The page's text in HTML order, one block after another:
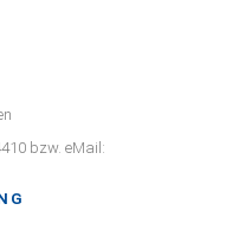
bzw. eMail: